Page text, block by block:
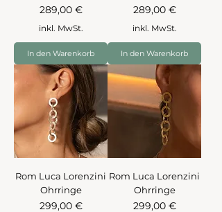
Preis
289,00 €
inkl. MwSt.
In den Warenkorb
Preis
289,00 €
inkl. MwSt.
In den Warenkorb
Rom Luca Lorenzini
Ohrringe
Preis
299,00 €
Rom Luca Lorenzini
Ohrringe
Preis
299,00 €